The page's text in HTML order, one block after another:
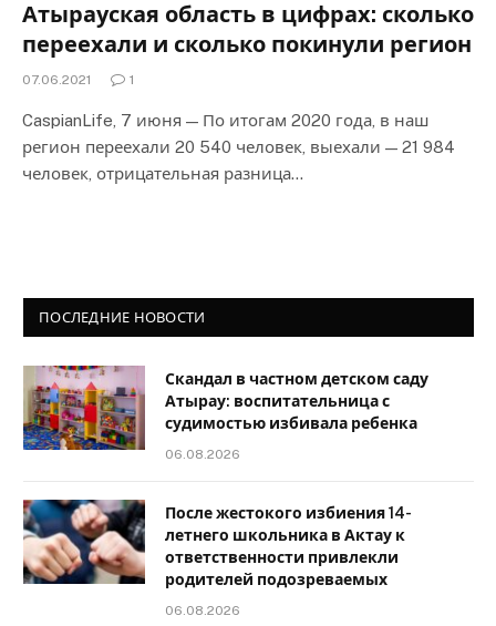
Атырауская область в цифрах: сколько
переехали и сколько покинули регион
07.06.2021 1
CaspianLife, 7 июня — По итогам 2020 года, в наш
регион переехали 20 540 человек, выехали — 21 984
человек, отрицательная разница…
ПОСЛЕДНИЕ НОВОСТИ
Скандал в частном детском саду
Атырау: воспитательница с
судимостью избивала ребенка
06.08.2026
После жестокого избиения 14-
летнего школьника в Актау к
ответственности привлекли
родителей подозреваемых
06.08.2026